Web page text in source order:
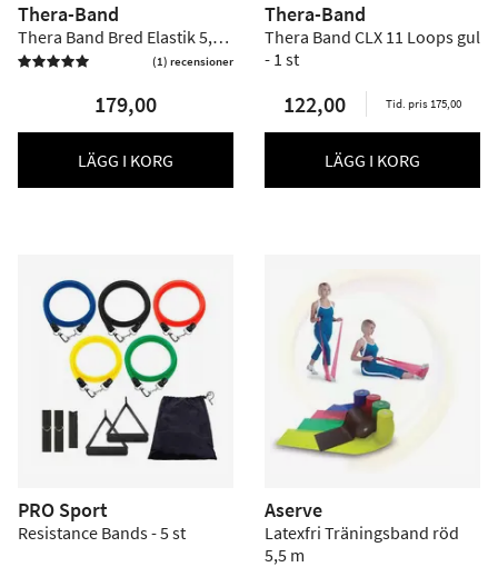
Thera-Band
Thera Band Bred Elastik 5,5
m - Gul - Hårdhet 2
 (1) recensioner
179,00
LÄGG I KORG
Thera-Band
Thera Band CLX 11 Loops gul
- 1 st
122,00 Tid. pris 175,00
LÄGG I KORG
PRO Sport
Resistance Bands - 5 st
Aserve
Latexfri Träningsband röd
5,5 m